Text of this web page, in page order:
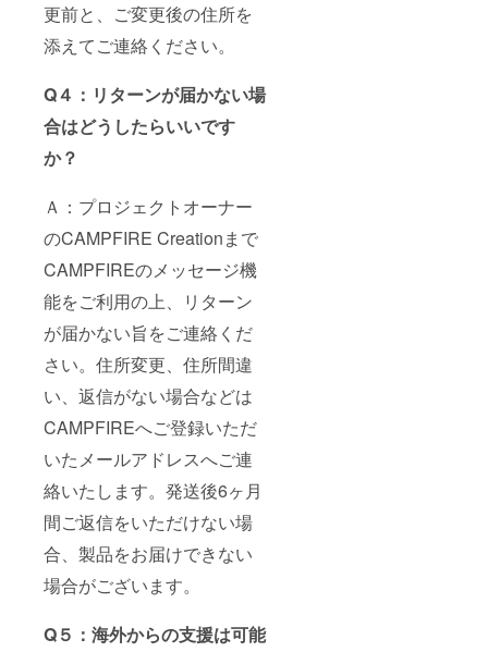
更前と、ご変更後の住所を
添えてご連絡ください。
Q４：リターンが届かない場
合はどうしたらいいです
か？
Ａ：プロジェクトオーナー
のCAMPFIRE Creationまで
CAMPFIREのメッセージ機
能をご利用の上、リターン
が届かない旨をご連絡くだ
さい。住所変更、住所間違
い、返信がない場合などは
CAMPFIREへご登録いただ
いたメールアドレスへご連
絡いたします。発送後6ヶ月
間ご返信をいただけない場
合、製品をお届けできない
場合がございます。
Q５：海外からの支援は可能